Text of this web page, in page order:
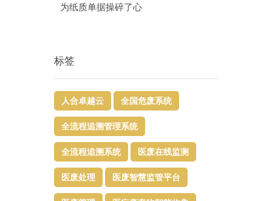
为纸质单据操碎了心
标签
人合卓越云 全国危废系统
全流程追溯管理系统
全流程追溯系统 医废在线监测
医废处理 医废智慧监管平台​